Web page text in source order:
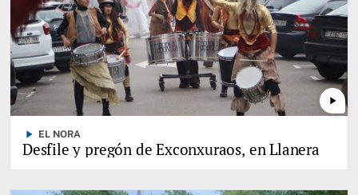
play_arrow
play_arrow EL NORA
Desfile y pregón de Exconxuraos, en Llanera